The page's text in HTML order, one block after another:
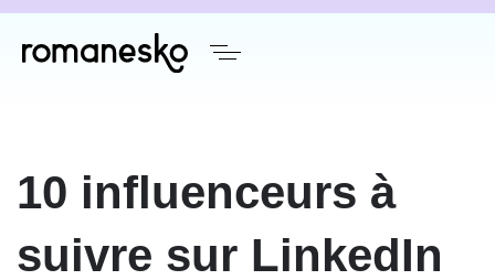
10 influenceurs à
suivre sur LinkedIn